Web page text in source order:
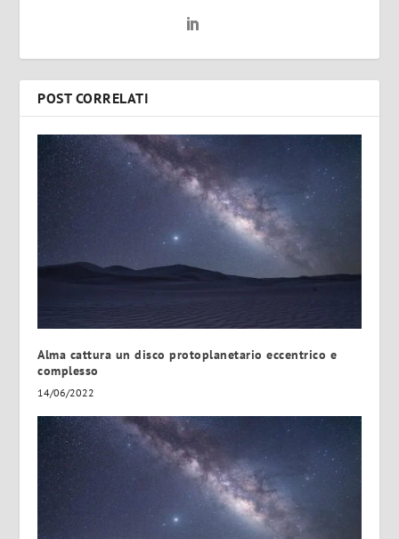
POST CORRELATI
Alma cattura un disco protoplanetario eccentrico e
complesso
14/06/2022